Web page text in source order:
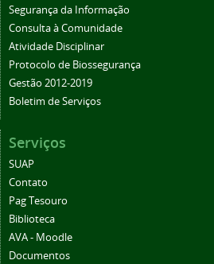
Segurança da Informação
Consulta à Comunidade
Atividade Disciplinar
Protocolo de Biossegurança
Gestão 2012-2019
Boletim de Serviços
Serviços
SUAP
Contato
Pag Tesouro
Biblioteca
AVA - Moodle
Documentos